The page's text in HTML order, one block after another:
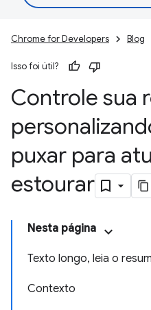
Chrome for Developers Blog
Isso foi útil?
Controle sua
puxar para
estourar
Nesta página
Texto longo, leia o
Contexto